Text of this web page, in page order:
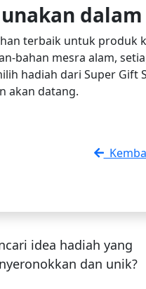
terbaik untuk
bahan mesra alam,
hadiah dari Super
akan datang.
idea hadiah yang
dan unik?